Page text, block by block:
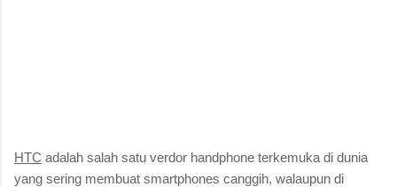
HTC adalah salah satu verdor handphone terkemuka di dunia
yang sering membuat smartphones canggih, walaupun di